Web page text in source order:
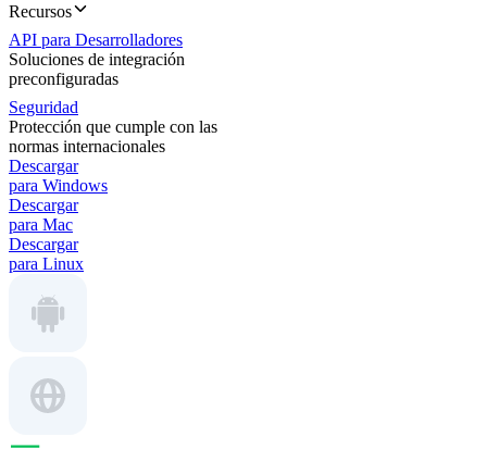
Recursos
API para Desarrolladores
Soluciones de integración
preconfiguradas
Seguridad
Protección que cumple con las
normas internacionales
Descargar
para Windows
Descargar
para Mac
Descargar
para Linux